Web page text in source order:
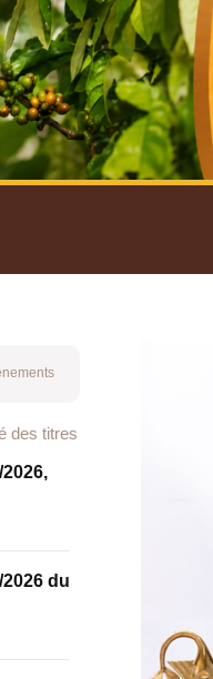
des titres
du